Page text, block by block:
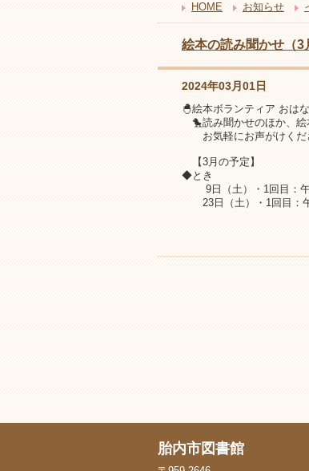
HOME お知らせ
絵本の読み聞かせ（3
2024年03月01日
🐣絵本ボランティア おは
🐤読み聞かせのほか、絵
お気軽にお声がけくだ
【3月の予定】
◆とき
9日（土）・1回目：午
23日（土）・1回目：午
胎内市図書館